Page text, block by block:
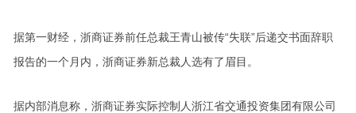
据第一财经，浙商证券前任总裁王青山被传“失联”后递交书面辞职
报告的一个月内，浙商证券新总裁人选有了眉目。
据内部消息称，浙商证券实际控制人浙江省交通投资集团有限公司